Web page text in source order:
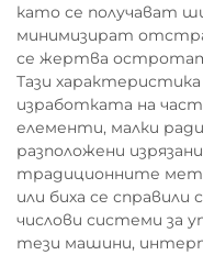
като се получават
минимизират
се жертва
Тази характеристика
изработката на
елементи, малки
разположени
традиционните
или биха се
числови системи за
тези машини,